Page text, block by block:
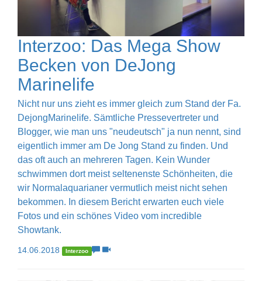
Interzoo: Das Mega Show
Becken von DeJong
Marinelife
Nicht nur uns zieht es immer gleich zum Stand der Fa.
DejongMarinelife. Sämtliche Pressevertreter und
Blogger, wie man uns "neudeutsch" ja nun nennt, sind
eigentlich immer am De Jong Stand zu finden. Und
das oft auch an mehreren Tagen. Kein Wunder
schwimmen dort meist seltenenste Schönheiten, die
wir Normalaquarianer vermutlich meist nicht sehen
bekommen. In diesem Bericht erwarten euch viele
Fotos und ein schönes Video vom incredible
Showtank.
14.06.2018 Interzoo